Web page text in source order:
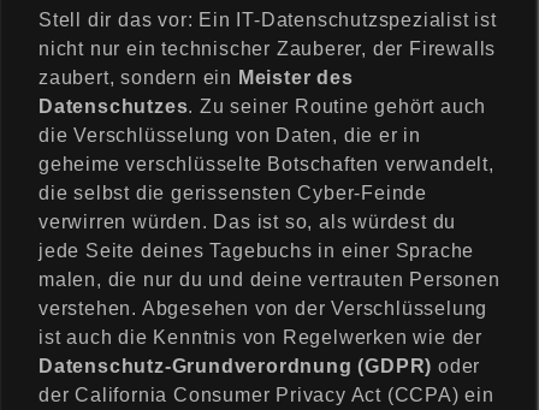
Stell dir das vor: Ein IT-Datenschutzspezialist ist
nicht nur ein technischer Zauberer, der Firewalls
zaubert, sondern ein Meister des
Datenschutzes. Zu seiner Routine gehört auch
die Verschlüsselung von Daten, die er in
geheime verschlüsselte Botschaften verwandelt,
die selbst die gerissensten Cyber-Feinde
verwirren würden. Das ist so, als würdest du
jede Seite deines Tagebuchs in einer Sprache
malen, die nur du und deine vertrauten Personen
verstehen. Abgesehen von der Verschlüsselung
ist auch die Kenntnis von Regelwerken wie der
Datenschutz-Grundverordnung (GDPR) oder
der California Consumer Privacy Act (CCPA) ein